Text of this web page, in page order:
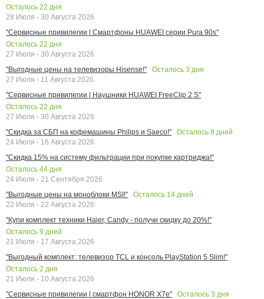
Осталось 22 дня
28 Июля - 30 Августа 2026
"Сервисные привилегии | Смартфоны HUAWEI серии Pura 90s"
Осталось 22 дня
27 Июля - 30 Августа 2026
"Выгодные цены на телевизоры Hisense!"
Осталось 3 дня
27 Июля - 11 Августа 2026
"Сервисные привилегии | Наушники HUAWEI FreeClip 2 S"
Осталось 22 дня
27 Июля - 30 Августа 2026
"Скидка за СБП на кофемашины Philips и Saeco!"
Осталось 8 дней
24 Июля - 16 Августа 2026
"Скидка 15% на систему фильтрации при покупке картриджа!"
Осталось 44 дня
24 Июля - 21 Сентября 2026
"Выгодные цены на моноблоки MSI!"
Осталось 14 дней
22 Июля - 22 Августа 2026
"Купи комплект техники Haier, Candy - получи скидку до 20%!"
Осталось 9 дней
21 Июля - 17 Августа 2026
"Выгодный комплект: телевизор TCL и консоль PlayStation 5 Slim!"
Осталось 2 дня
21 Июля - 10 Августа 2026
"Сервисные привилегии | смартфон HONOR X7e"
Осталось 3 дня